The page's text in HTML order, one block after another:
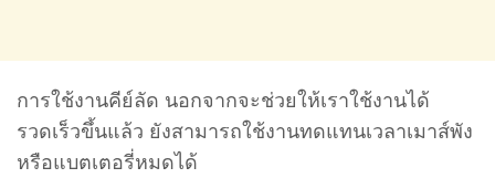
การใช้งานคีย์ลัด นอกจากจะช่วยให้เราใช้งานได้
รวดเร็วขึ้นแล้ว ยังสามารถใช้งานทดแทนเวลาเมาส์พัง
หรือแบตเตอรี่หมดได้